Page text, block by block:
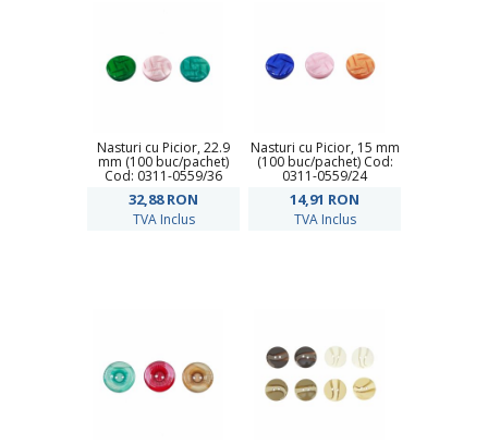
Nasturi cu Picior, 22.9
mm (100 buc/pachet)
Cod: 0311-0559/36
32,88RON
TVA Inclus
Nasturi cu Picior, 15 mm
(100 buc/pachet) Cod:
0311-0559/24
14,91 RON
TVA Inclus